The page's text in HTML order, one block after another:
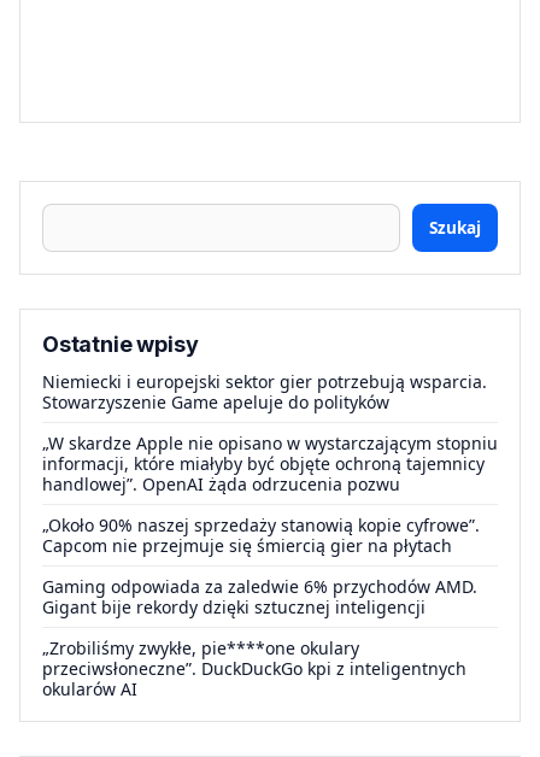
Szukaj
Ostatnie wpisy
Niemiecki i europejski sektor gier potrzebują wsparcia.
Stowarzyszenie Game apeluje do polityków
„W skardze Apple nie opisano w wystarczającym stopniu
informacji, które miałyby być objęte ochroną tajemnicy
handlowej”. OpenAI żąda odrzucenia pozwu
„Około 90% naszej sprzedaży stanowią kopie cyfrowe”.
Capcom nie przejmuje się śmiercią gier na płytach
Gaming odpowiada za zaledwie 6% przychodów AMD.
Gigant bije rekordy dzięki sztucznej inteligencji
„Zrobiliśmy zwykłe, pie****one okulary
przeciwsłoneczne”. DuckDuckGo kpi z inteligentnych
okularów AI